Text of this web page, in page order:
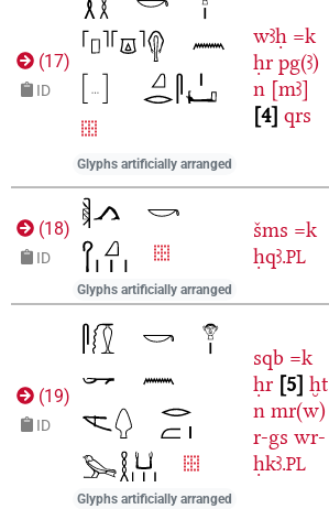
(17)
ID
Glyphs artificially arranged
wꜣḥ =k
ḥr pg(ꜣ)
n [mꜣ]
4 qrs
(18)
ID
Glyphs artificially arranged
šms =k
ḥqꜣ.PL
(19)
ID
Glyphs artificially arranged
sqb =k
ḥr 5 ḫt
n mr(w)
r-gs wr-
ḥkꜣ.PL